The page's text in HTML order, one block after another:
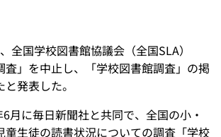
全国学校図書館協議会（全国SLA）
査」を中止し、「学校図書館調査」の掲
発表した。
月に毎日新聞社と共同で、全国の小・
童生徒の読書状況についての調査「学校